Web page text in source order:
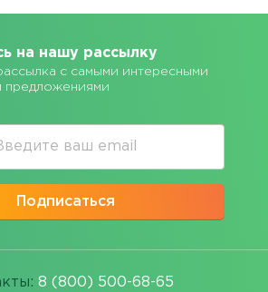
на нашу рассылку
с самыми интересными
предложениями
Подписаться
8 (800) 500-68-65